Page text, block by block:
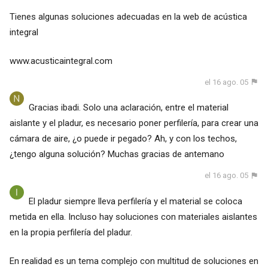
Tienes algunas soluciones adecuadas en la web de acústica
integral
www.acusticaintegral.com
el 16 ago. 05
Gracias ibadi. Solo una aclaración, entre el material
aislante y el pladur, es necesario poner perfilería, para crear una
cámara de aire, ¿o puede ir pegado? Ah, y con los techos,
¿tengo alguna solución? Muchas gracias de antemano
el 16 ago. 05
El pladur siempre lleva perfilería y el material se coloca
metida en ella. Incluso hay soluciones con materiales aislantes
en la propia perfilería del pladur.
En realidad es un tema complejo con multitud de soluciones en